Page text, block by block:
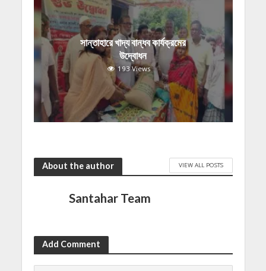
সান্তাহারে খাদ্য বান্ধব কার্যক্রমের
উদ্বোধন
193 Views
About the author VIEW ALL POSTS
Santahar Team
Add Comment